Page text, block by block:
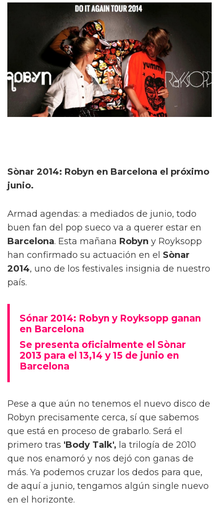
Sònar 2014: Robyn en Barcelona el próximo
junio.
Armad agendas: a mediados de junio, todo
buen fan del pop sueco va a querer estar en
Barcelona. Esta mañana Robyn y Royksopp
han confirmado su actuación en el Sònar
2014, uno de los festivales insignia de nuestro
país.
Sónar 2014: Robyn y Royksopp ganan
en Barcelona
Se presenta oficialmente el Sònar
2013 para el 13,14 y 15 de junio en
Barcelona
Pese a que aún no tenemos el nuevo disco de
Robyn precisamente cerca, sí que sabemos
que está en proceso de grabarlo. Será el
primero tras 'Body Talk', la trilogía de 2010
que nos enamoró y nos dejó con ganas de
más. Ya podemos cruzar los dedos para que,
de aquí a junio, tengamos algún single nuevo
en el horizonte.